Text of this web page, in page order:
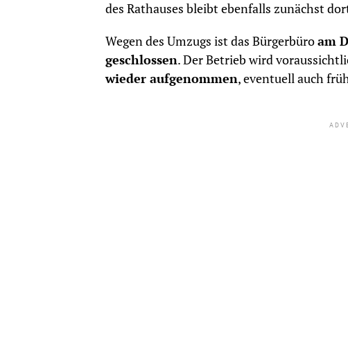
des Rathauses bleibt ebenfalls zunächst
Wegen des Umzugs ist das Bürgerbüroam
geschlossen. Der Betrieb wird
wieder aufgenommen, eventuell auch